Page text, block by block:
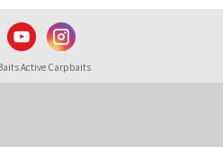
Active Carpbaits